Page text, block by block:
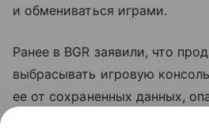
и обмениваться играми.
Ранее в BGR заявили, что
выбрасывать игровую
ее от сохраненных данных,